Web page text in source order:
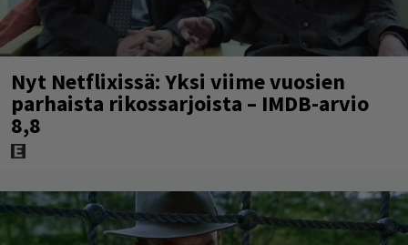
Nyt Netflixissä: Yksi viime vuosien
parhaista rikossarjoista – IMDB-arvio
8,8